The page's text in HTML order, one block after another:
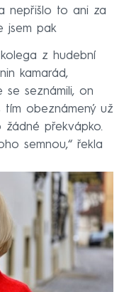
nepřišlo to ani za
jsem pak
z hudební
kamarád,
se seznámili, on
obeznámený už
překvápko.
semnou,“ řekla